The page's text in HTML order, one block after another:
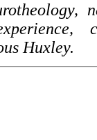
Huxley.